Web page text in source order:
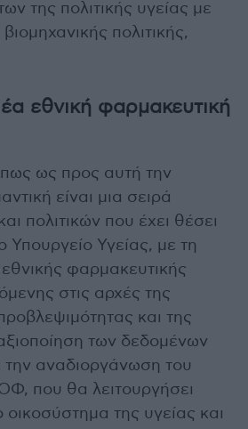
της πολιτικής υγείας με
πολιτικής,
εθνική φαρμακευτική
πως ως προς αυτή την
είναι μια σειρά
πολιτικών που έχει θέσει
Υπουργείο Υγείας, με τη
φαρμακευτικής
στις αρχές της
και της
των δεδομένων
την αναδιοργάνωση του
που θα λειτουργήσει
οικοσύστημα της υγείας και